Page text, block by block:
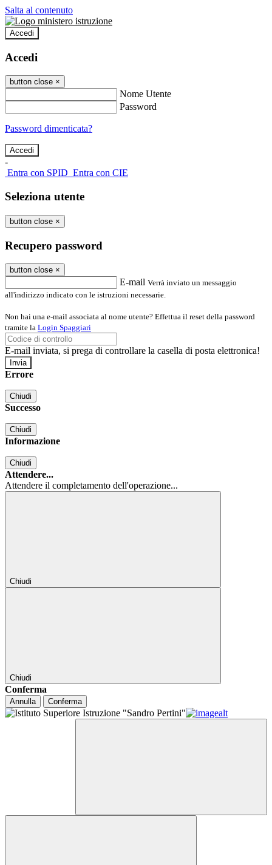
Salta al contenuto
Accedi
Accedi
button close ×
Nome Utente
Password
Password dimenticata?
-
Entra con SPID Entra con CIE
Seleziona utente
button close ×
Recupero password
button close ×
E-mail Verrà inviato un messaggio
all'indirizzo indicato con le istruzioni necessarie.
Non hai una e-mail associata al nome utente? Effettua il reset della password
tramite la Login Spaggiari
E-mail inviata, si prega di controllare la casella di posta elettronica!
Errore
Chiudi
Successo
Chiudi
Informazione
Chiudi
Attendere...
Attendere il completamento dell'operazione...
Chiudi
Chiudi
Conferma
Annulla Conferma